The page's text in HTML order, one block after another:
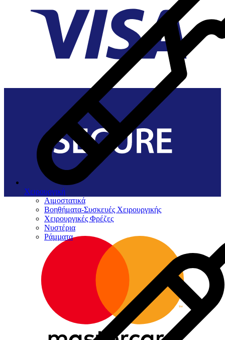
Χειρουργική
Αιμοστατικά
Βοηθήματα-Συσκευές Χειρουργικής
Χειρουργικές Φρέζες
Νυστέρια
Ράµµατα